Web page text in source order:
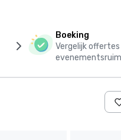
Boeking
Vergelijk